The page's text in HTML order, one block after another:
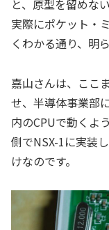
と、原型を留めな
実際にポケット・
くわかる通り、明
嘉山さんは、ここ
せ、半導体事業部
内のCPUで動くよ
側でNSX-1に実装
けなのです。